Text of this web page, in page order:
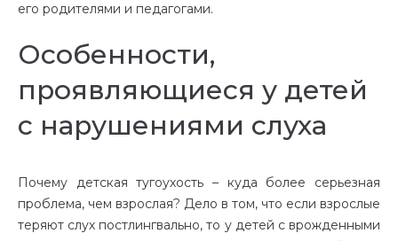
его родителями и педагогами.
Особенности,
проявляющиеся у детей
с нарушениями слуха
Почему детская тугоухость – куда более серьезная
проблема, чем взрослая? Дело в том, что если взрослые
теряют слух постлингвально, то у детей с врожденными